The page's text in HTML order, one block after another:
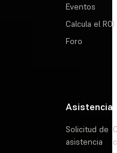
Eventos
Calcula el ROI
Foro
Asistencia
Solicitud de
asistencia